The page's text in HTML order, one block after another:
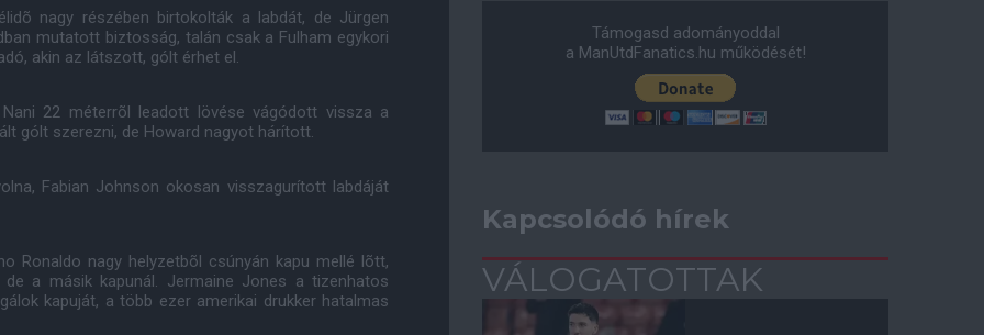
nagy részében birtokolták a labdát, de Jürgen
mutatott biztosság, talán csak a Fulham egykori
akin az látszott, gólt érhet el.
22 méterrõl leadott lövése vágódott vissza a
gólt szerezni, de Howard nagyot hárított.
Fabian Johnson okosan visszagurított labdáját
Ronaldo nagy helyzetbõl csúnyán kapu mellé lõtt,
a másik kapunál. Jermaine Jones a tizenhatos
kapuját, a több ezer amerikai drukker hatalmas
Támogasd adományoddal
a ManUtdFanatics.hu működését!
Kapcsolódó hírek
VÁLOGATOTTAK